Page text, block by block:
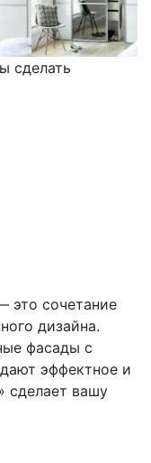
сделать
это сочетание
дизайна.
фасады с
эффектное и
сделает вашу